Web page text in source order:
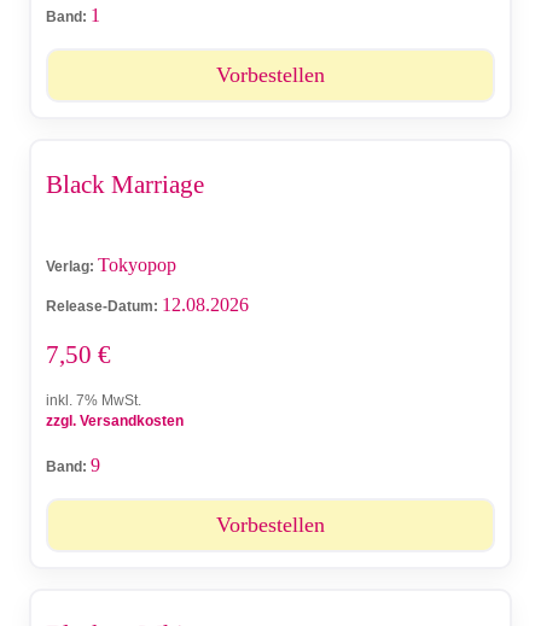
Band: 1
Vorbestellen
Black Marriage
Verlag: Tokyopop
Release-Datum: 12.08.2026
7,50 €
inkl. 7% MwSt.
zzgl. Versandkosten
Band: 9
Vorbestellen